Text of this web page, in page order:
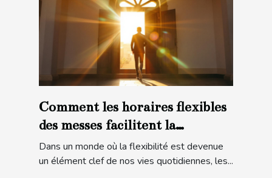
Comment les horaires flexibles
des messes facilitent la
participation
Dans un monde où la flexibilité est devenue
un élément clef de nos vies quotidiennes, les...